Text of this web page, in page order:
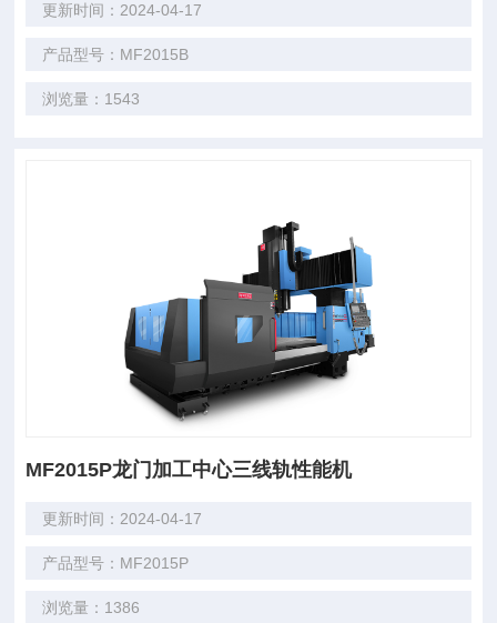
更新时间：2024-04-17
产品型号：MF2015B
浏览量：1543
MF2015P龙门加工中心三线轨性能机
更新时间：2024-04-17
产品型号：MF2015P
浏览量：1386